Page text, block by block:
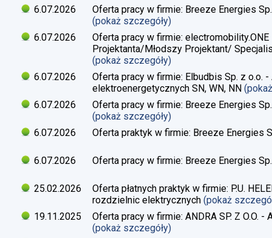
6.07.2026
Oferta pracy w firmie: Breeze Energies
(pokaż szczegóły)
6.07.2026
Oferta pracy w firmie:
Projektanta/Młodszy Projektant/
(pokaż szczegóły)
6.07.2026
Oferta pracy w firmie: Elbudbis Sp. z
elektroenergetycznych SN, WN, NN
6.07.2026
Oferta pracy w firmie: Breeze Energies
(pokaż szczegóły)
6.07.2026
Oferta praktyk w firmie: Breeze Energies
6.07.2026 Oferta pracy w firmie: Breeze Energies
25.02.2026
Oferta płatnych praktyk w firmie: P.U.
rozdzielnic elektrycznych (pokaż
19.11.2025
Oferta pracy w firmie: ANDRA SP. Z O.O.
(pokaż szczegóły)